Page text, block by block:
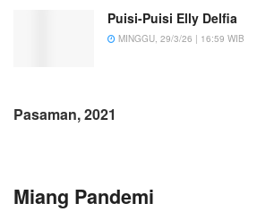
Puisi-Puisi Elly Delfia
MINGGU, 29/3/26 | 16:59 WIB
Pasaman, 2021
Miang Pandemi